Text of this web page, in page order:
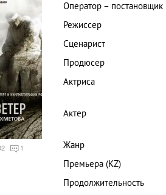
1
Оператор – постановщик
Режиссер
Сценарист
Продюсер
Актриса
Актер
Жанр
Премьера (KZ)
Продолжительность